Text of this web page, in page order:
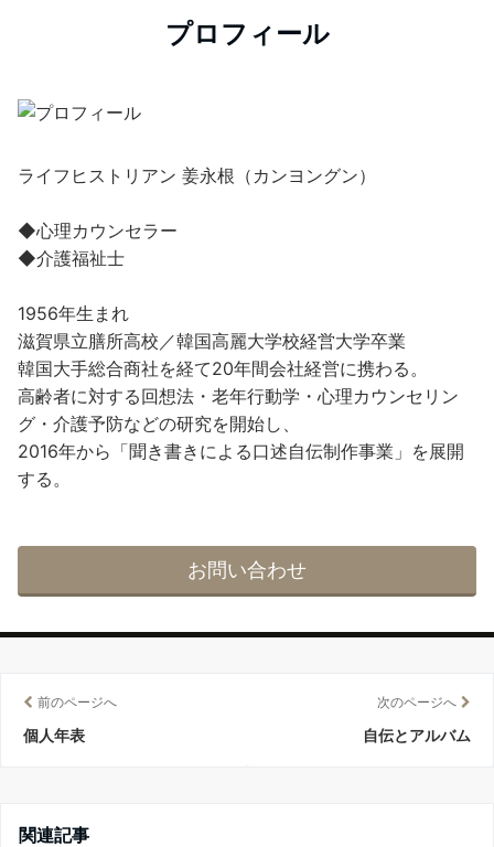
プロフィール
ライフヒストリアン 姜永根（カンヨングン）
◆心理カウンセラー
◆介護福祉士
1956年生まれ
滋賀県立膳所高校／韓国高麗大学校経営大学卒業
韓国大手総合商社を経て20年間会社経営に携わる。
高齢者に対する回想法・老年行動学・心理カウンセリン
グ・介護予防などの研究を開始し、
2016年から「聞き書きによる口述自伝制作事業」を展開
する。
お問い合わせ
前のページへ
個人年表
次のページへ
自伝とアルバム
関連記事